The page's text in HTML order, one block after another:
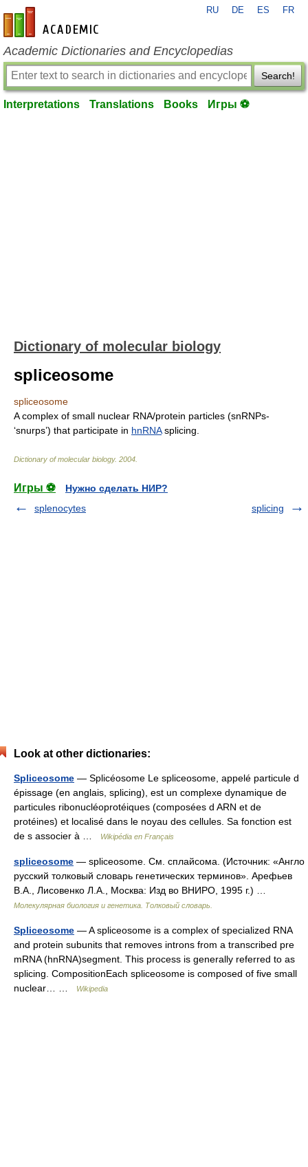
en-academic.com
RU DE ES FR
Academic Dictionaries and Encyclopedias
Search!
Interpretations Translations Books Игры ⚽
Dictionary of molecular biology
spliceosome
spliceosome
A complex of small nuclear RNA/protein particles (snRNPs-
‘snurps’) that participate in hnRNAsplicing.
Dictionary of molecular biology. 2004
Игры ⚽
Нужно сделать НИР?
splenocytes
splicing
Look at other dictionaries:
Spliceosome — Splicéosome Le spliceosome, appelé particule d
épissage (en anglais, splicing), est un complexe dynamique de
particules ribonucléoprotéiques (composées d ARN et de
protéines) et localisé dans le noyau des cellules. Sa fonction est
de s associer à …
Wikipédia en Français
spliceosome — spliceosome. См. сплайсома. (Источник: «Англо
русский толковый словарь генетических терминов». Арефьев
В.А., Лисовенко Л.А., Москва: Изд во ВНИРО, 1995 г.) …
Молекулярная биология и генетика. Толковый словарь.
Spliceosome — A spliceosome is a complex of specialized RNA
and protein subunits that removes introns from a transcribed pre
mRNA (hnRNA)segment. This process is generally referred to as
splicing. CompositionEach spliceosome is composed of five small
nuclear… …
Wikipedia